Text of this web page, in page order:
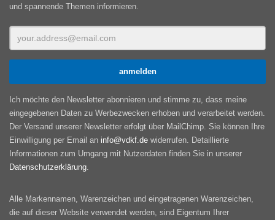
und spannende Themen informieren.
Ich möchte den Newsletter abonnieren und stimme zu, dass meine
eingegebenen Daten zu Werbezwecken erhoben und verarbeitet werden.
Der Versand unserer Newsletter erfolgt über MailChimp. Sie können Ihre
Einwilligung per Email an info@vdkf.de widerrufen. Detaillierte
Informationen zum Umgang mit Nutzerdaten finden Sie in unserer
Datenschutzerklärung
Alle Markennamen, Warenzeichen und eingetragenen Warenzeichen,
die auf dieser Website verwendet werden, sind Eigentum Ihrer